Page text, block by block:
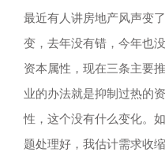
最近有人讲房地产风声变
变，去年没有错，今年也
资本属性，现在三条主要
业的办法就是抑制过热的
性，这个没有什么变化。
题处理好，我估计需求收